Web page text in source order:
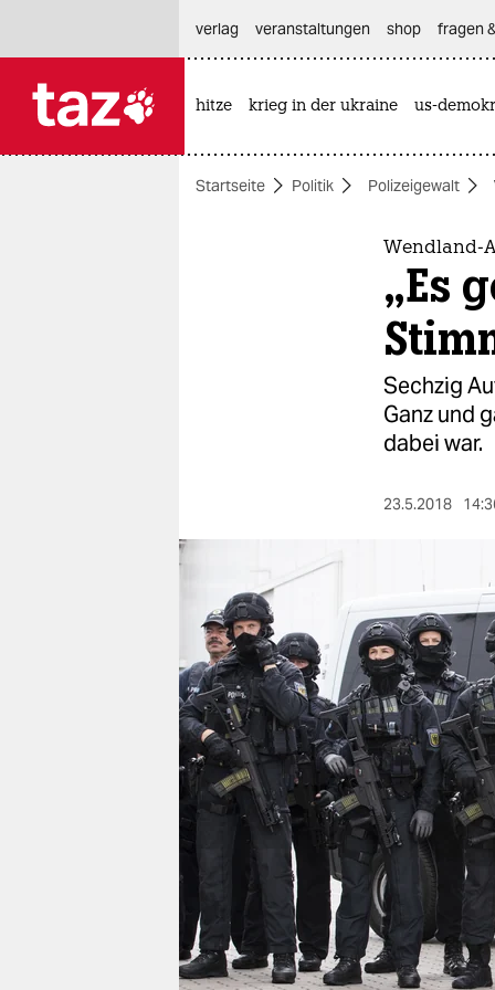
themen
nord
wahrheit
verlag
verlag
veranstaltungen
shop
fragen & hilfe
unterstützen
abo
genossenschaft
verlag
veranstaltungen shop fragen
hitze krieg in der ukraine us-
Startseite Politik Polizeigewalt
Wendland-
„Es
Sechzig
Ganz und
dabei war.
23.5.2018